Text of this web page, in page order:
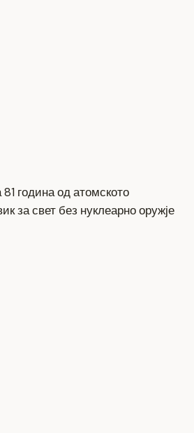
година од атомското
за свет без нуклеарно оружје